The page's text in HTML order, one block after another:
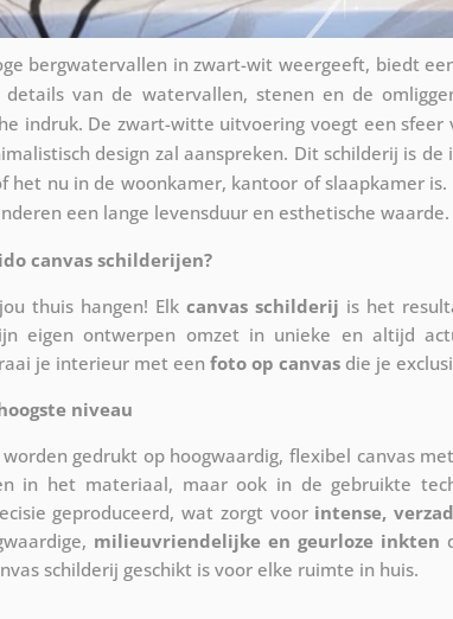
bergwatervallen in zwart-wit weergeeft, biedt
van de watervallen, stenen en de
indruk. De zwart-witte uitvoering voegt een
design zal aanspreken. Dit schilderij is
het nu in de woonkamer, kantoor of slaapkamer
een lange levensduur en esthetische waarde.
canvas schilderijen?
thuis hangen! Elk canvas schilderij is het
eigen ontwerpen omzet in unieke en altijd
je interieur met een foto op canvas die je
niveau
worden gedrukt op hoogwaardig, flexibel canvas
in het materiaal, maar ook in de gebruikte
geproduceerd, wat zorgt voor intense,
milieuvriendelijke en geurloze inkten
schilderij geschikt is voor elke ruimte in huis.